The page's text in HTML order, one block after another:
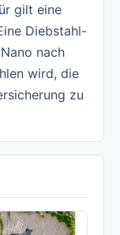
gilt eine
Diebstahl-
nach
wird, die
zu